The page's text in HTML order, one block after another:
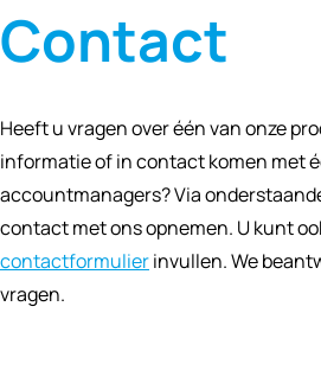
Contact
Heeft u vragen over één van onze
informatie of in contact komen met
accountmanagers? Via
contact met ons opnemen. U kunt
contactformulierinvullen. We
vragen.